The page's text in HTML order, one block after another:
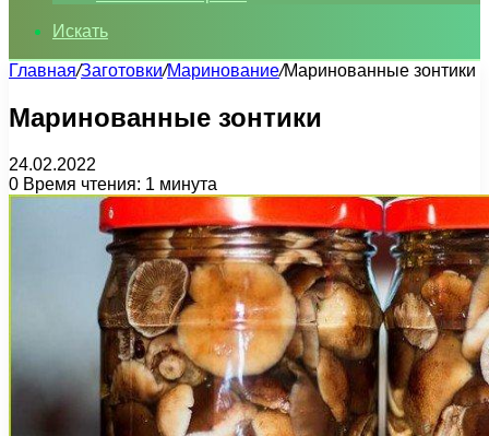
Искать
Главная/Заготовки/Маринование/Маринованные зонтики
Маринованные зонтики
24.02.2022
0 Время чтения: 1 минута